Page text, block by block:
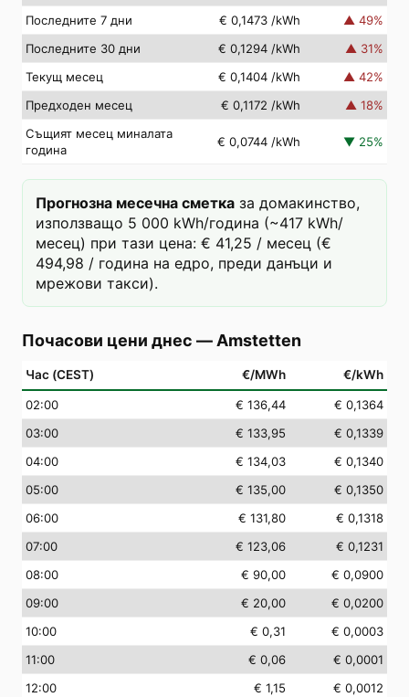
Последните 7 дни
€ 0,1473 /kWh ▲ 49%
Последните 30 дни
€ 0,1294 /kWh ▲ 31%
Текущ месец
€ 0,1404 /kWh ▲ 42%
Предходен месец
€ 0,1172 /kWh ▲ 18%
Същият месец миналата
година
€ 0,0744 /kWh ▼ 25%
Прогнозна месечна сметка за домакинство,
използващо 5 000 kWh/година (~417 kWh/
месец) при тази цена: € 41,25 / месец (€
494,98 / година на едро, преди данъци и
мрежови такси).
Почасови цени днес — Amstetten
Час (CEST) €/MWh €/kWh
02:00 € 136,44
€ 0,1364
03:00 € 133,95
€ 0,1339
04:00 € 134,03
€ 0,1340
05:00 € 135,00
€ 0,1350
06:00 € 131,80
€ 0,1318
07:00 € 123,06
€ 0,1231
08:00 € 90,00
€ 0,0900
09:00 € 20,00
€ 0,0200
10:00 € 0,31
€ 0,0003
11:00 € 0,06
€ 0,0001
12:00 € 1,15
€ 0,0012